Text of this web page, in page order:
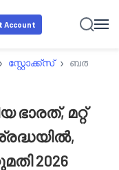
Account
› സ്റ്റോക്ക്‌സ് ›
ഭാരത്, മറ്റ്
2026